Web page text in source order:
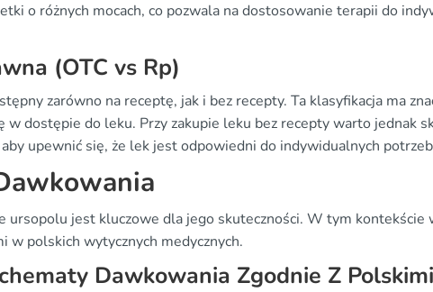
o różnych mocach, co pozwala na dostosowanie terapii do
(OTC vs Rp)
zarówno na receptę, jak i bez recepty. Ta klasyfikacja ma
w dostępie do leku. Przy zakupie leku bez recepty warto jednak
upewnić się, że lek jest odpowiedni do indywidualnych
ursopolu jest kluczowe dla jego skuteczności. W tym kontekście
w polskich wytycznych medycznych.
Dawkowania Zgodnie Z